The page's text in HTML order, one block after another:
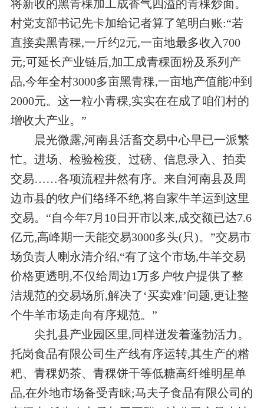
将新收的黑青稞加工成香气四溢的青稞炒面。
村党支部书记先卡加给记者算了笔明白账:“若
直接卖黑青稞,一斤约2元,一亩地最多收入700
元;可延长产业链后,加工成青稞面粉及系列产
品,今年全村3000多亩黑青稞,一亩地产值能冲到
2000元。这一粒小青稞,实实在在成了咱们村的
增收大产业。”
晨光微露,河南县活畜交易中心早已一派繁
忙。进场、检验检疫、过磅、信息录入、拍卖
交易……各项流程井然有序。来自河南县及周
边市县的牧户们络绎不绝,将自家牛羊运到这里
交易。“自今年7月10日开市以来,成交额已达7.6
亿元,高峰期一天能交易3000多头(只)。”交易市
场负责人喇永清介绍,“有了这个市场,牛羊交易
价格更透明,不仅给周边1万多户牧户提供了整
洁规范的交易场所,解决了‘买卖难’问题,更让整
个牛羊市场走向有序规范。”
尖扎县产业园区里,同样迸发着蓬勃活力。
托岗食品有限公司生产线有序运转,其生产的糌
粑、青稞奶茶、青稞饼干等低糖高纤维明星单
品,在外地市场备受青睐;马夫子食品有限公司的